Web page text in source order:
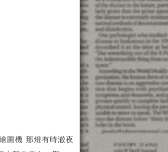
圖機 那燈有時澈夜